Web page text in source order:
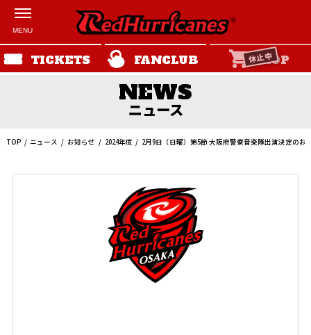
TICKETS FANCLUB SHOP
休止中
ニュース
TOP ニュース お知らせ 2024年度 2月9日（日曜）第5節 大阪府警察音楽隊出演決定のお